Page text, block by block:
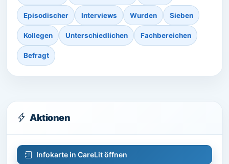
Episodischer Interviews Wurden Sieben
Kollegen Unterschiedlichen Fachbereichen
Befragt
Aktionen
Infokarte in CareLit öffnen